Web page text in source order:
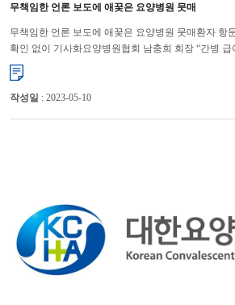
무책임한 언론 보도에 애꿎은 요양병원 뭇매
무책임한 언론 보도에 애꿎은 요양병원 뭇매환자 항
확인 없이 기사화요양병원협회 남충희 회장 “간병 급
과제”‘요양병원에 입원한 아버지의 항문에서 30㎝ 속
작성일 : 2023-05-10